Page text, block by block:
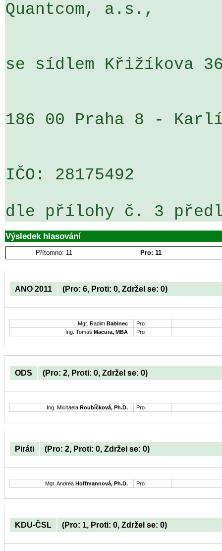
Quantcom, a.s.,
se sídlem Křižíkova
186 00 Praha 8 -
IČO: 28175492
dle přílohy č. 3
Výsledek hlasování
Přítomno: 11 Pro: 11
ANO 2011 (Pro: 6, Proti: 0, Zdržel se: 0)
Mgr. Radim Babinec :
Pro
Ing. Tomáš Macura, MBA : Pro
ODS (Pro: 2, Proti: 0, Zdržel se: 0)
Ing. Michaela Roubíčková, Ph.D. : Pro
Piráti (Pro: 2, Proti: 0, Zdržel se: 0)
Mgr. Andrea Hoffmannová, Ph.D. : Pro
KDU-ČSL (Pro: 1, Proti: 0, Zdržel se: 0)